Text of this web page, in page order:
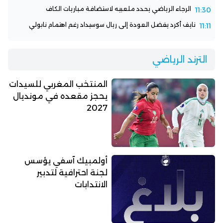
11:30 الرجاء الرياضي يحدد ملعبيه لاستضافة مباريات الكاف
11:11 نايف أكرد يفضل العودة إلى ريال سوسيداد رغم اهتمام نابولي
الترند الرياضي
المنتخب المغربي للسيدات
يحجز مقعده في مونديال
2027
أولمبيك آسفي يؤسس
لجنة احترافية لتدبير
الانتدابات